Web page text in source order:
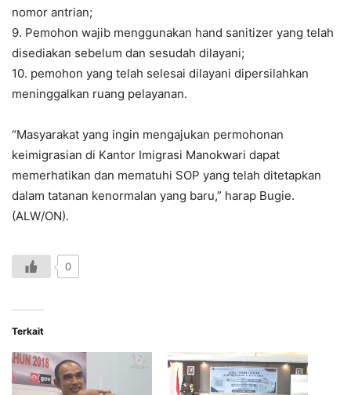
nomor antrian;
9. Pemohon wajib menggunakan hand sanitizer yang telah
disediakan sebelum dan sesudah dilayani;
10. pemohon yang telah selesai dilayani dipersilahkan
meninggalkan ruang pelayanan.
“Masyarakat yang ingin mengajukan permohonan
keimigrasian di Kantor Imigrasi Manokwari dapat
memerhatikan dan mematuhi SOP yang telah ditetapkan
dalam tatanan kenormalan yang baru,” harap Bugie.
(ALW/ON).
0
Terkait